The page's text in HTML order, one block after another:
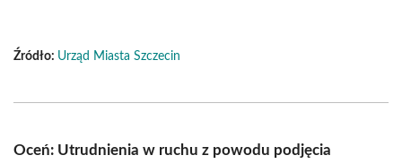
Źródło: Urząd Miasta Szczecin
Oceń: Utrudnienia w ruchu z powodu podjęcia